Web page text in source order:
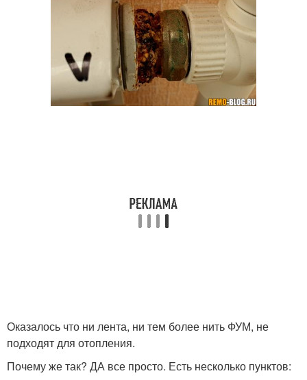
Оказалось что ни лента, ни тем более нить ФУМ, не
подходят для отопления.
Почему же так? ДА все просто. Есть несколько пунктов: